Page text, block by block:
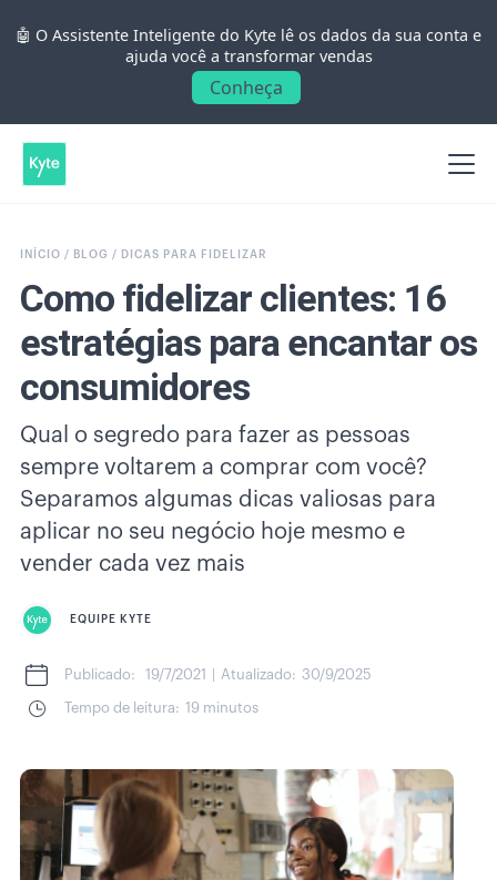
🤖 O Assistente Inteligente do Kyte lê os dados da sua conta e
ajuda você a transformar vendas
Conheça
INÍCIO / BLOG / DICAS PARA FIDELIZAR
Como fidelizar clientes: 16
estratégias para encantar os
consumidores
Qual o segredo para fazer as pessoas
sempre voltarem a comprar com você?
Separamos algumas dicas valiosas para
aplicar no seu negócio hoje mesmo e
vender cada vez mais
EQUIPE KYTE
Publicado: 19/7/2021 Atualizado: 30/9/2025
Tempo de leitura: 19 minutos